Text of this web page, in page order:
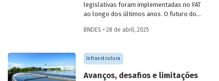
legislativas foram implementadas no FAT
ao longo dos últimos anos. O futuro do
– depende do que será feito a partir delas.
do BNDES 60.
BNDES • 28 de abril, 2025
Infraestrutura
Avanços, desafios e limitações